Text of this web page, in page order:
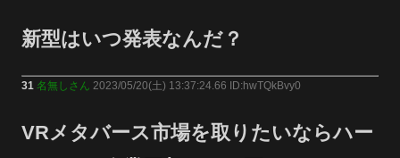
新型はいつ発表なんだ？
31 名無しさん 2023/05/20(土) 13:37:24.66 ID:hwTQkBvy0
VRメタバース市場を取りたいならハー